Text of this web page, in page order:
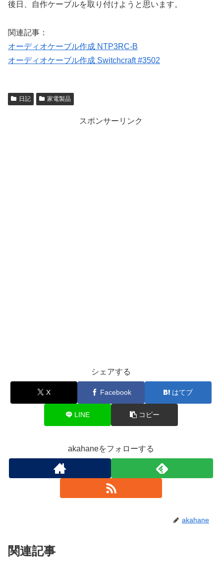
後日、自作ケーブルを取り付けようと思います。
関連記事：
オーディオケーブル作成 NTP3RC-B
オーディオケーブル作成 Switchcraft #3502
日記 家電製品
スポンサーリンク
シェアする
X Facebook はてブ
LINE コピー
akahaneをフォローする
akahane
関連記事